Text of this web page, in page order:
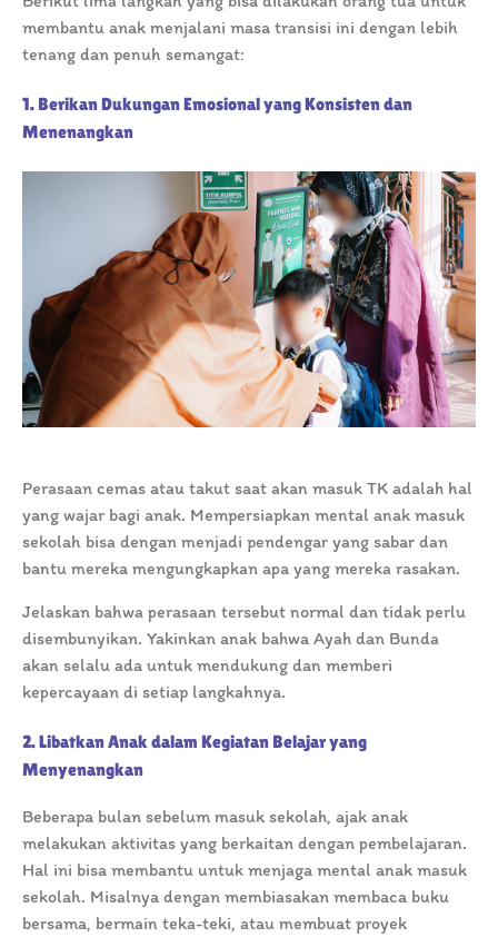
membantu anak menjalani masa transisi ini dengan lebih
tenang dan penuh semangat:
1. Berikan Dukungan Emosional yang Konsisten dan
Menenangkan
Perasaan cemas atau takut saat akan masuk TK adalah hal
yang wajar bagi anak. Mempersiapkan mental anak masuk
sekolah bisa dengan menjadi pendengar yang sabar dan
bantu mereka mengungkapkan apa yang mereka rasakan.
Jelaskan bahwa perasaan tersebut normal dan tidak perlu
disembunyikan. Yakinkan anak bahwa Ayah dan Bunda
akan selalu ada untuk mendukung dan memberi
kepercayaan di setiap langkahnya.
2. Libatkan Anak dalam Kegiatan Belajar yang
Menyenangkan
Beberapa bulan sebelum masuk sekolah, ajak anak
melakukan aktivitas yang berkaitan dengan pembelajaran.
Hal ini bisa membantu untuk menjaga mental anak masuk
sekolah. Misalnya dengan membiasakan membaca buku
bersama, bermain teka-teki, atau membuat proyek